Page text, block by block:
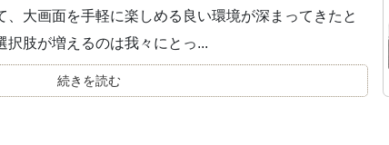
、大画面を手軽に楽しめる良い環境が深まってきたと
択肢が増えるのは我々にとっ...
続きを読む